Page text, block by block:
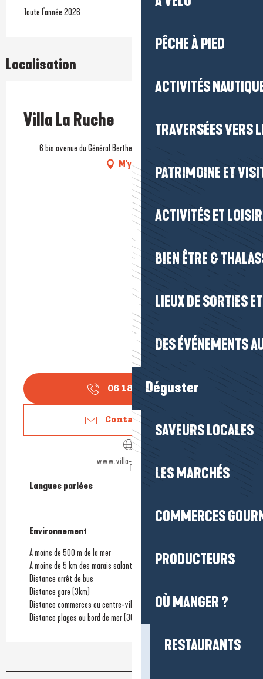
PÊCHE À PIED
ACTIVITÉS
TRAVERSÉES VERS
PATRIMOINE ET
ACTIVITÉS ET
BIEN ÊTRE &
LIEUX DE SORTIES
DES ÉVÉNEMENTS
Déguster
SAVEURS LOCALES
LES MARCHÉS
COMMERCES
PRODUCTEURS
OÙ MANGER ?
RESTAURANTS
Toute l'année 2026
Localisation
Villa La Ruche
6 bis avenue du Général Berthelot, 44500 La Baule-Escoublac
M'y rendre
06 18 65 18▒▒
Contactez-nous
www.villa-laruche.com
Langues parlées
Langues parlées
Environnement
Environnement
A moins de 500 m de la mer
A moins de 5 km des marais salants
Distance arrêt de bus
Distance gare (3km)
Distance commerces ou centre-ville
(100m)
Distance plages ou bord de mer(300m)